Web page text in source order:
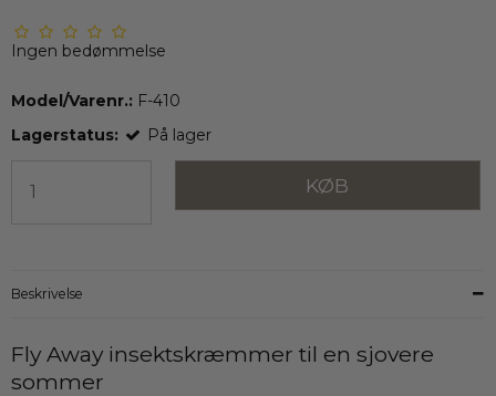
Ingen bedømmelse
Model/Varenr.: F-410
Lagerstatus:
På lager
KØB
Beskrivelse
Fly Away insektskræmmer til en sjovere
sommer